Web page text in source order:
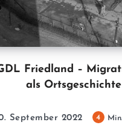
Friedland –
als Ortsgeschichte
September 2022 4